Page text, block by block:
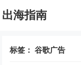
出海指南
标签：谷歌广告